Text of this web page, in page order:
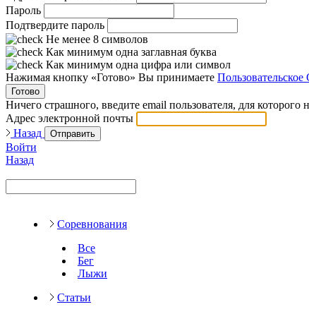
Пароль
Подтвердите пароль
Не менее 8 символов
Как минимум одна заглавная буква
Как минимум одна цифра или символ
Нажимая кнопку «Готово» Вы принимаете
Готово
Ничего страшного, введите email пользователя, для которого
Адрес электронной почты
Назад
Отправить
Войти
Назад
Соревнования
Все
Бег
Лыжи
Статьи